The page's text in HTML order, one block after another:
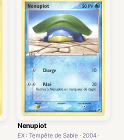
Nenupiot
EX : Tempête de Sable · 2004 ·